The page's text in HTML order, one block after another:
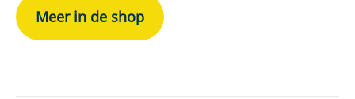
Meer in de shop